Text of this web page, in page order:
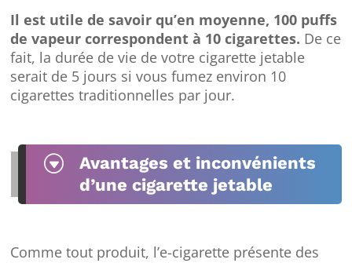
Il est utile de savoir qu’en moyenne, 100 puffs
de vapeur correspondent à 10 cigarettes. De ce
fait, la durée de vie de votre cigarette jetable
serait de 5 jours si vous fumez environ 10
cigarettes traditionnelles par jour.
G
Avantages et inconvénients
d’une cigarette jetable
Comme tout produit, l’e-cigarette présente des